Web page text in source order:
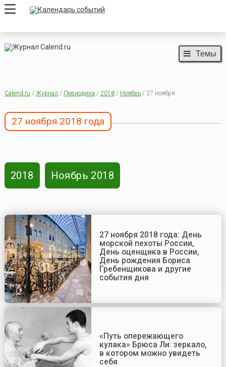
Темы
Calend.ru / Журнал / Периодика / 2018/ Ноябрь/ 27 ноября
27 ноября 2018 года
2018 Ноябрь 2018
27 ноября 2018 года: День
морской пехоты России,
День оценщика в России,
День рождения Бориса
Гребенщикова и другие
события дня
«Путь опережающего
кулака» Брюса Ли: зеркало,
в котором можно увидеть
себя